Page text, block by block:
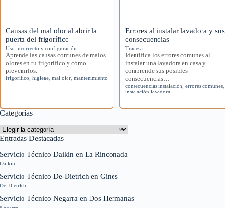
Causas del mal olor al abrir la
puerta del frigorífico
Uso incorrecto y configuración
Aprende las causas comunes de malos
olores en tu frigorífico y cómo
prevenirlos.
frigorífico higiene mal olor mantenimiento
Errores al instalar lavadora y sus
consecuencias
Tradesa
Identifica los errores comunes al
instalar una lavadora en casa y
comprende sus posibles
consecuencias…
consecuencias instalación ,errores comunes
instalación lavadora
Categorías
Categorías
Entradas Destacadas
Servicio Técnico Daikin en La Rinconada
Daikin
Servicio Técnico De-Dietrich en Gines
De-Dietrich
Servicio Técnico Negarra en Dos Hermanas